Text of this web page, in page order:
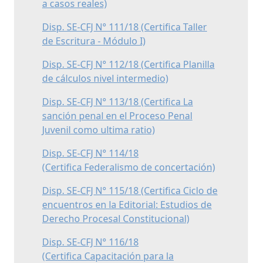
a casos reales)
Disp. SE-CFJ N° 111/18 (Certifica Taller
de Escritura - Módulo I)
Disp. SE-CFJ N° 112/18 (Certifica Planilla
de cálculos nivel intermedio)
Disp. SE-CFJ N° 113/18 (Certifica La
sanción penal en el Proceso Penal
Juvenil como ultima ratio)
Disp. SE-CFJ N° 114/18
(Certifica Federalismo de concertación)
Disp. SE-CFJ N° 115/18 (Certifica Ciclo de
encuentros en la Editorial: Estudios de
Derecho Procesal Constitucional)
Disp. SE-CFJ N° 116/18
(Certifica Capacitación para la